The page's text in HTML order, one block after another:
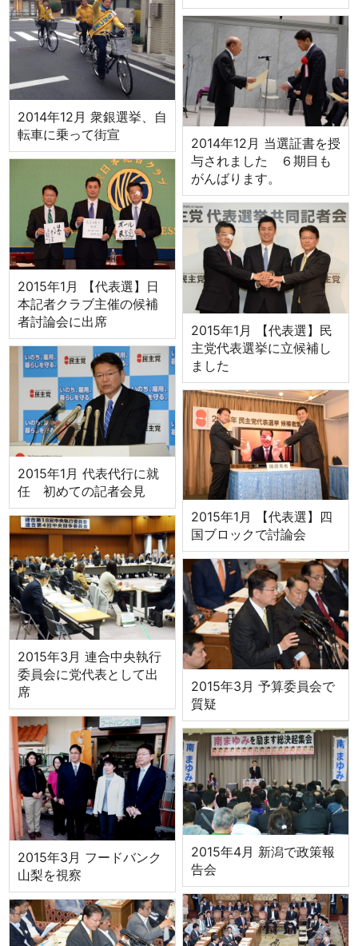
2014年12月 衆銀選挙、自
転車に乗って街宣
2014年12月 当選証書を授
与されました ６期目も
がんばります。
2015年1月 【代表選】日
本記者クラブ主催の候補
者討論会に出席
2015年1月 【代表選】民
主党代表選挙に立候補し
ました
2015年1月 代表代行に就
任 初めての記者会見
2015年1月 【代表選】四
国ブロックで討論会
2015年3月 連合中央執行
委員会に党代表として出
席
2015年3月 予算委員会で
質疑
2015年3月 フードバンク
山梨を視察
2015年4月 新潟で政策報
告会